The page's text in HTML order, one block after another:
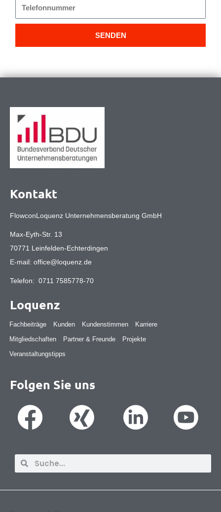
SENDEN
Kontakt
FlowconLoquenz Unternehmensberatung GmbH
Max-Eyth-Str. 13
70771 Leinfelden-Echterdingen
E-mail: office@loquenz.de
Telefon: 0711 7585778-70
Loquenz
Fachbeiträge Kunden Kundenstimmen
Karriere
Mitgliedschaften
Partner & Freunde
Projekte
Veranstaltungstipps
Folgen Sie uns